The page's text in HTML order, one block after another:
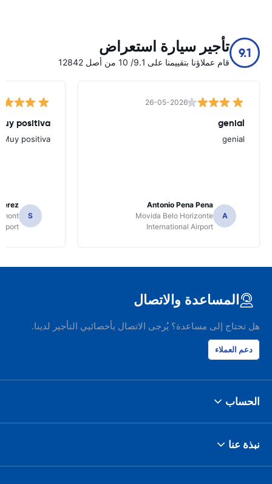
9.1 تأجير سيارة استعراض
قام عملاؤنا بتقييمنا على 9.1/ 10 من أصل 12842
26-05-2026
genial
genial
A
Antonio Pena Pena
Movida Belo Horizonte
International Airport
positiva
Muy positiva
S
المساعدة والاتصال
هل تحتاج إلى مساعدة؟ يُرجى الاتصال بأخصائيي التأجير لدينا.
دعم العملاء
الحساب
نبذة عنا